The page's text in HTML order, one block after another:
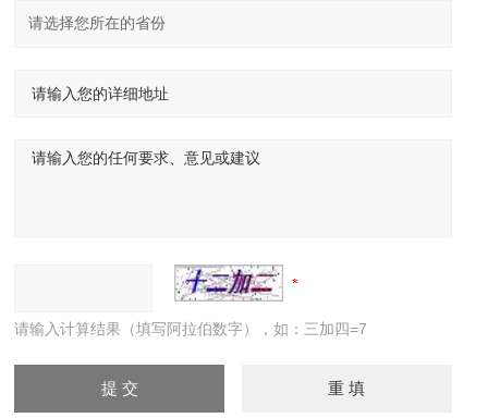
请输入计算结果（填写阿拉伯数字），如：三加四=7